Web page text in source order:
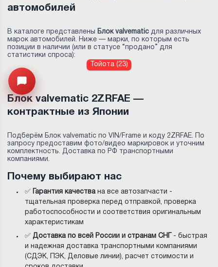
Узнайте цену запчасти ->
автомобилей
В каталоге представлены Блок valvematic для различных
марок автомобилей. Ниже — марки, по которым есть
позиции в наличии (или в статусе “продано” для
статистики спроса):
Тойота (23)
Блок valvematic 2ZRFAE —
контрактные из Японии
Подберём Блок valvematic по VIN/Frame и коду 2ZRFAE. По
запросу предоставим фото/видео маркировок и уточним
комплектность. Доставка по РФ транспортными
компаниями.
Почему выбирают нас
✅ Гарантия качествана все автозапчасти -
тщательная проверка перед отправкой, проверка
работоспособности и соответствия оригинальным
характеристикам
✅Доставка по всей России и странам СНГ
- быстрая
и надежная доставка транспортными компаниями
(СДЭК, ПЭК, Деловые линии), расчет стоимости и